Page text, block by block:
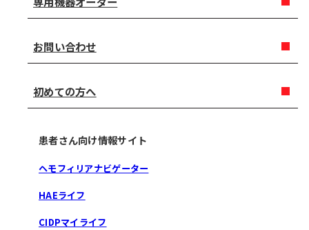
お問い合わせ
初めての方へ
患者さん向け情報サイト
ヘモフィリアナビゲーター
HAEライフ
CIDPマイライフ